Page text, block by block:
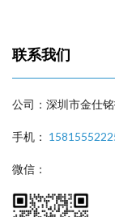
联系我们
公司：深圳市金仕
手机：
微信：